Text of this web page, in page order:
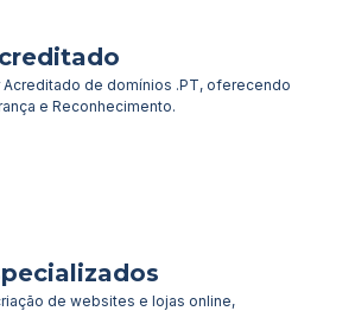
Acreditado de domínios .PT, oferecendo
e Reconhecimento.
de websites e lojas online,